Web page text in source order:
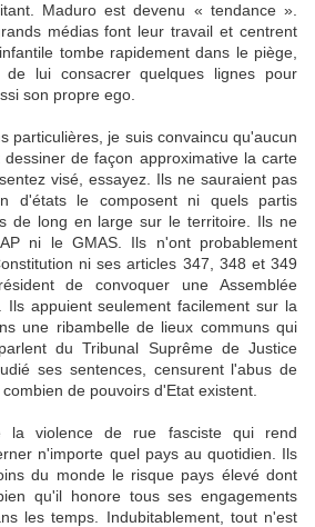
Maduro est devenu « tendance ».
médias font leur travail et centrent
tombe rapidement dans le piège,
lui consacrer quelques lignes pour
son propre ego.
particulières, je suis convaincu qu'aucun
de façon approximative la carte
visé, essayez. Ils ne sauraient pas
d'états le composent ni quels partis
de long en large sur le territoire. Ils ne
ni le GMAS. Ils n'ont probablement
ni ses articles 347, 348 et 349
de convoquer une Assemblée
Ils appuient seulement facilement sur la
une ribambelle de lieux communs qui
du Tribunal Suprême de Justice
ses sentences, censurent l'abus de
de pouvoirs d'Etat existent.
violence de rue fasciste qui rend
n'importe quel pays au quotidien. Ils
du monde le risque pays élevé dont
qu'il honore tous ses engagements
les temps. Indubitablement, tout n'est